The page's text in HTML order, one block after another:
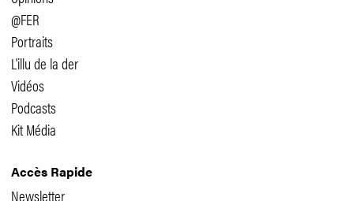
@FER
Portraits
L'illu de la der
Vidéos
Podcasts
Kit Média
Accès Rapide
Newsletter